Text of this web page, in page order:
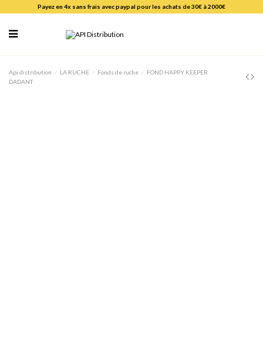
Payez en 4x sans frais avec paypal pour les achats de 30€ à 2000€
Api distribution LA RUCHE Fonds de ruche
FOND HAPPY KEEPER
DADANT